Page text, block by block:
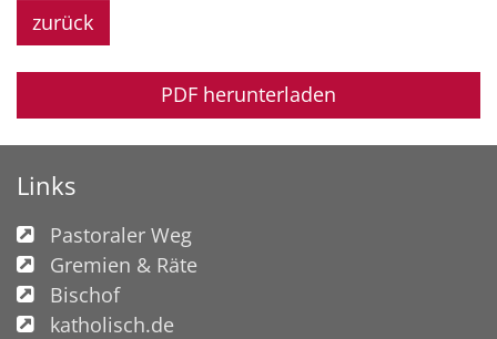
zurück
PDF herunterladen
Links
Pastoraler Weg
Gremien & Räte
Bischof
katholisch.de